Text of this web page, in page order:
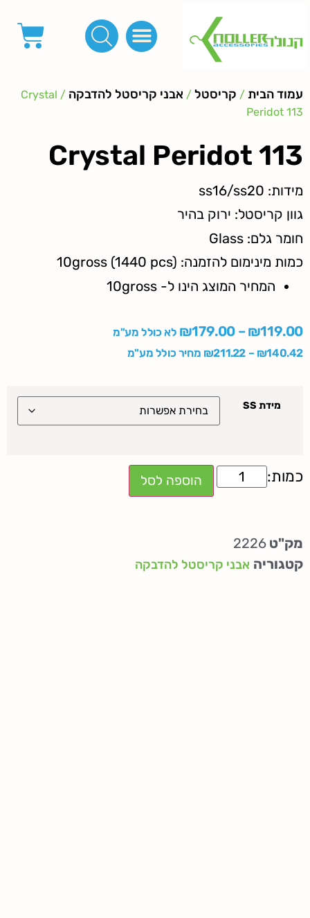
עמוד הבית / קריסטל / אבני קריסטל להדבקה
/ Crystal
Peridot 113
Crystal Peridot 113
מידות: ss16/ss20
גוון קריסטל: ירוק בהיר
חומר גלם: Glass
כמות מינימום להזמנה: 10gross (1440 pcs)
המחיר המוצג הינו ל- 10gross
₪119.00
–
₪179.00
לא כולל מע"מ
₪140.42
–
₪211.22 מחיר כולל מע"מ
מידת SS
הוספה לסל
מק"ט 2226
קטגוריה אבני קריסטל להדבקה